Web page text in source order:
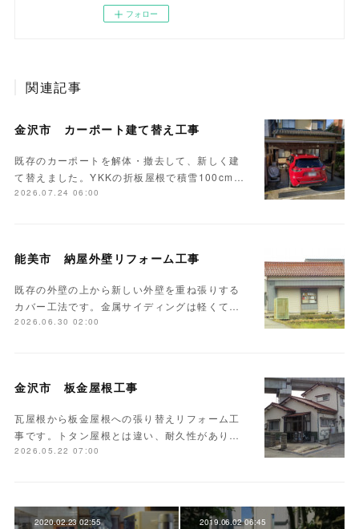
フォロー
関連記事
金沢市 カーポート建て替え工事
既存のカーポートを解体・撤去して、新しく建
て替えました。YKKの折板屋根で積雪100cm…
2026.07.24 06:00
能美市 納屋外壁リフォーム工事
既存の外壁の上から新しい外壁を重ね張りする
カバー工法です。金属サイディングは軽くて…
2026.06.30 02:00
金沢市 板金屋根工事
瓦屋根から板金屋根への張り替えリフォーム工
事です。トタン屋根とは違い、耐久性があり…
2026.05.22 07:00
2020.02.23 02:55 2019.06.02 06:45